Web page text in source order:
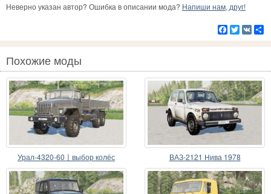
Неверно указан автор? Ошибка в описании мода? Напиши нам, друг!
Facebook
Twitter
VK
Похожие моды
Урал-4320-60〡выбор колёс ВАЗ-2121 Нива 1978